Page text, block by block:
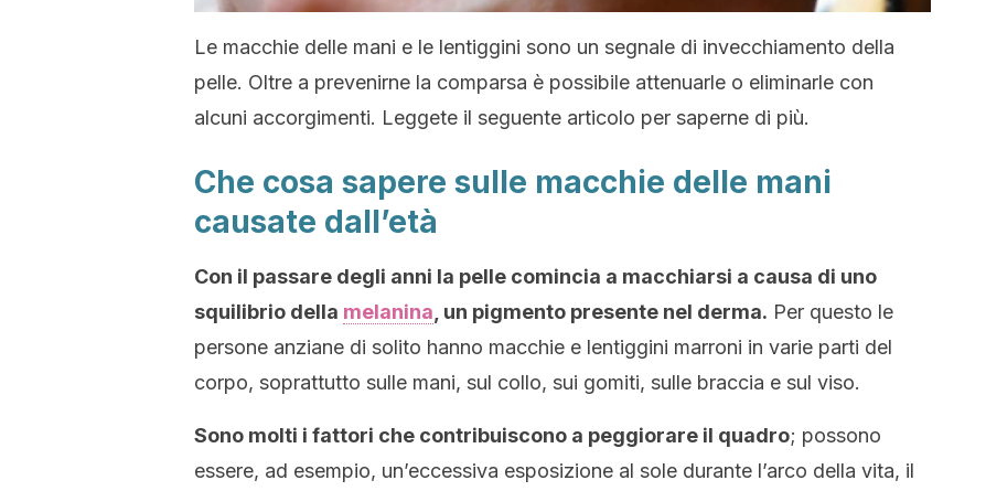
Le macchie delle mani e le lentiggini sono un segnale di invecchiamento della
pelle. Oltre a prevenirne la comparsa è possibile attenuarle o eliminarle con
alcuni accorgimenti. Leggete il seguente articolo per saperne di più.
Che cosa sapere sulle macchie delle mani
causate dall’età
Con il passare degli anni la pelle comincia a macchiarsi a causa di uno
squilibrio della melanina , un pigmento presente nel derma. Per questo le
persone anziane di solito hanno macchie e lentiggini marroni in varie parti del
corpo, soprattutto sulle mani, sul collo, sui gomiti, sulle braccia e sul viso.
Sono molti i fattori che contribuiscono a peggiorare il quadro; possono
essere, ad esempio, un’eccessiva esposizione al sole durante l’arco della vita, il